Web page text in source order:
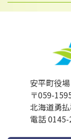
安平町役場
〒059-
北海道勇
電話